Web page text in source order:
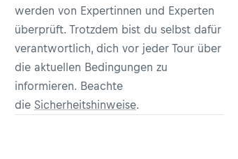
werden von Expertinnen und Experten
überprüft. Trotzdem bist du selbst dafür
verantwortlich, dich vor jeder Tour über
die aktuellen Bedingungen zu
informieren. Beachte
die Sicherheitshinweise.